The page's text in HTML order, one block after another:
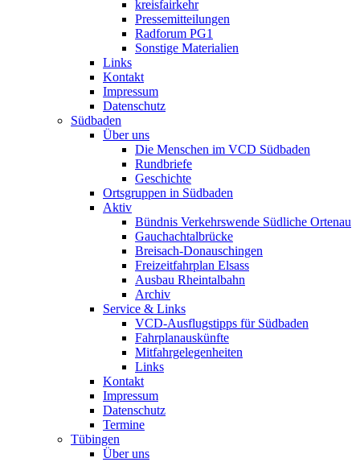
kreisfairkehr
Pressemitteilungen
Radforum PG1
Sonstige Materialien
Links
Kontakt
Impressum
Datenschutz
Südbaden
Über uns
Die Menschen im VCD Südbaden
Rundbriefe
Geschichte
Ortsgruppen in Südbaden
Aktiv
Bündnis Verkehrswende Südliche Ortenau
Gauchachtalbrücke
Breisach-Donauschingen
Freizeitfahrplan Elsass
Ausbau Rheintalbahn
Archiv
Service & Links
VCD-Ausflugstipps für Südbaden
Fahrplanauskünfte
Mitfahrgelegenheiten
Links
Kontakt
Impressum
Datenschutz
Termine
Tübingen
Über uns